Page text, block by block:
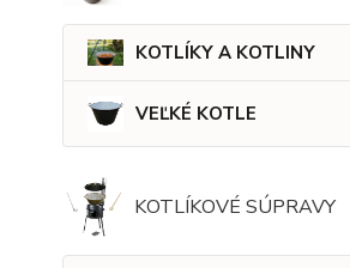
KOTLÍKY A KOTLINY
VEĽKÉ KOTLE
KOTLÍKOVÉ SÚPRAVY